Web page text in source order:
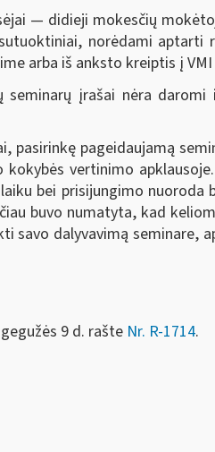
— didieji mokesčių
norėdami aptarti
arba iš anksto kreiptis į VMI
įrašai nėra
pasirinkę pageidaujamą
vertinimo
bei prisijungimo nuoroda
buvo numatyta, kad
savo dalyvavimą
9 d. rašte Nr. R-1714.